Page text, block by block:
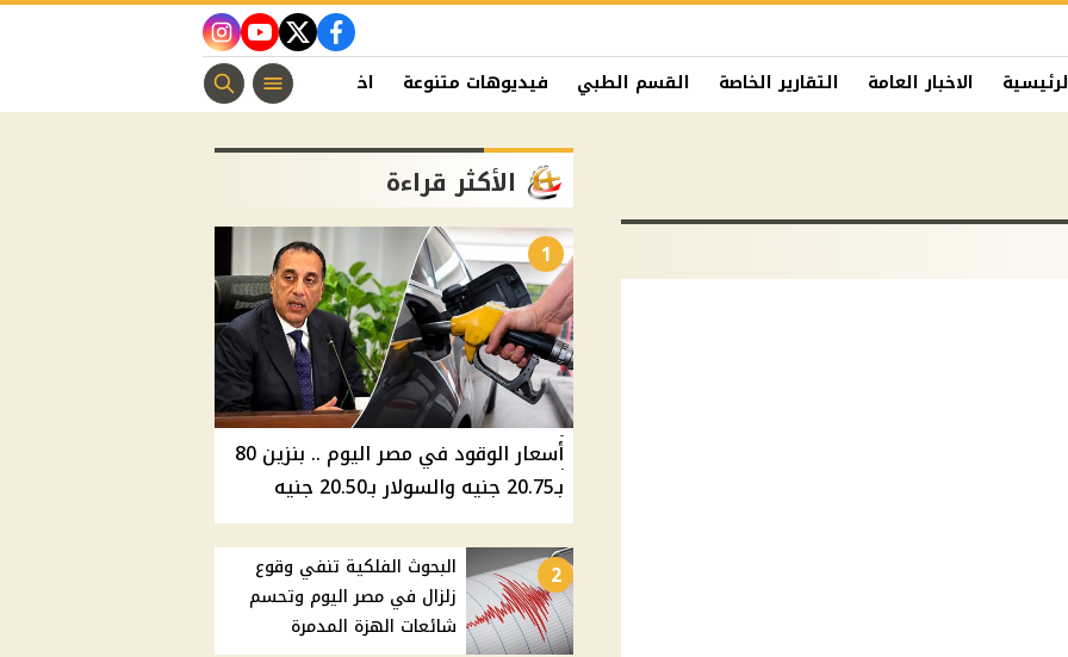
facebook
twitter
youtube
instagram
الاخبار العامة التقارير الخاصة القسم الطبي فيديوهات متنوعة اخبار الفن منوعات مسيحية
الأكثر قراءة
1
أسعار الوقود في مصر اليوم .. بنزين 80
بـ20.75 جنيه والسولار بـ20.50 جنيه
2
البحوث الفلكية تنفي وقوع
زلزال في مصر اليوم وتحسم
شائعات الهزة المدمرة